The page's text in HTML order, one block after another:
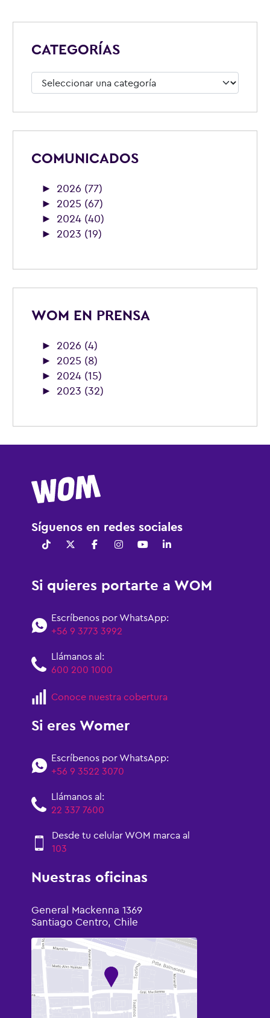
CATEGORÍAS
Categorías
COMUNICADOS
► 2026 (77)
► 2025 (67)
► 2024 (40)
► 2023 (19)
WOM EN PRENSA
► 2026 (4)
► 2025 (8)
► 2024 (15)
► 2023 (32)
Síguenos en redes sociales
Si quieres portarte a WOM
Escríbenos por WhatsApp:
+56 9 3773 3992
Llámanos al:
600 200 1000
Conoce nuestra cobertura
Si eres Womer
Escríbenos por WhatsApp:
+56 9 3522 3070
Llámanos al:
22 337 7600
Desde tu celular WOM marca al
103
Nuestras oficinas
General Mackenna 1369
Santiago Centro, Chile